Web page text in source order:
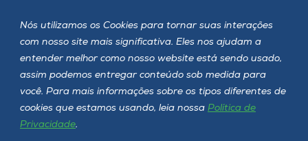
Nós utilizamos os Cookies para tornar suas interações
com nosso site mais significativa. Eles nos ajudam a
entender melhor como nosso website está sendo usado,
assim podemos entregar conteúdo sob medida para
você. Para mais informações sobre os tipos diferentes de
cookies que estamos usando, leia nossa Política de
Privacidade.
Siga a Unoesc